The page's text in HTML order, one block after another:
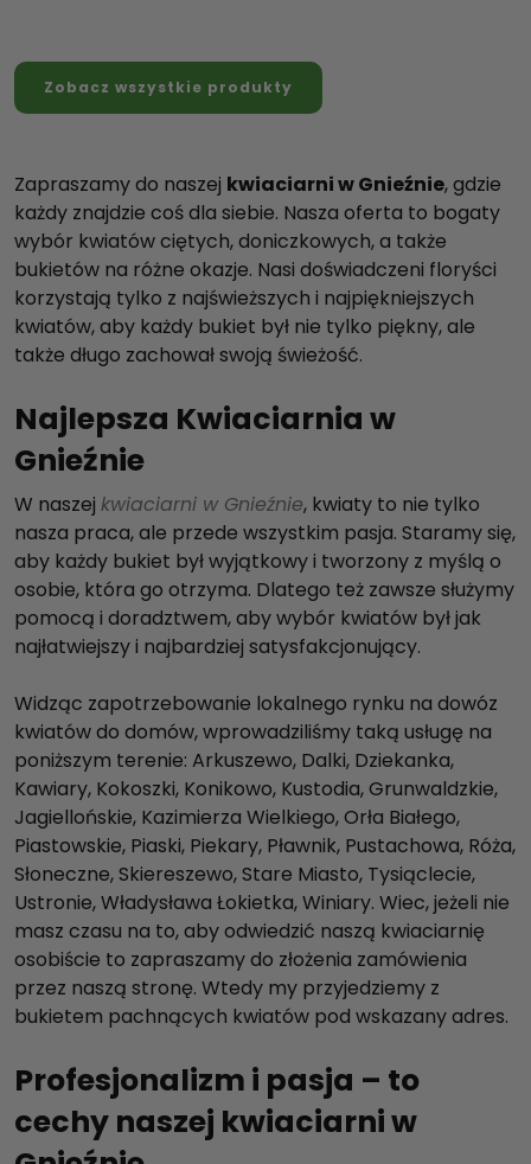
Zobacz wszystkie produkty
Zapraszamy do naszej kwiaciarni w Gnieźnie, gdzie
każdy znajdzie coś dla siebie. Nasza oferta to bogaty
wybór kwiatów ciętych, doniczkowych, a także
bukietów na różne okazje. Nasi doświadczeni floryści
korzystają tylko z najświeższych i najpiękniejszych
kwiatów, aby każdy bukiet był nie tylko piękny, ale
także długo zachował swoją świeżość.
Najlepsza Kwiaciarnia w
Gnieźnie
W naszej kwiaciarni w Gnieźnie, kwiaty to nie tylko
nasza praca, ale przede wszystkim pasja. Staramy się,
aby każdy bukiet był wyjątkowy i tworzony z myślą o
osobie, która go otrzyma. Dlatego też zawsze służymy
pomocą i doradztwem, aby wybór kwiatów był jak
najłatwiejszy i najbardziej satysfakcjonujący.
Widząc zapotrzebowanie lokalnego rynku na dowóz
kwiatów do domów, wprowadziliśmy taką usługę na
poniższym terenie: Arkuszewo, Dalki, Dziekanka,
Kawiary, Kokoszki, Konikowo, Kustodia, Grunwaldzkie,
Jagiellońskie, Kazimierza Wielkiego, Orła Białego,
Piastowskie, Piaski, Piekary, Pławnik, Pustachowa, Róża,
Słoneczne, Skiereszewo, Stare Miasto, Tysiąclecie,
Ustronie, Władysława Łokietka, Winiary. Wiec, jeżeli nie
masz czasu na to, aby odwiedzić naszą kwiaciarnię
osobiście to zapraszamy do złożenia zamówienia
przez naszą stronę. Wtedy my przyjedziemy z
bukietem pachnących kwiatów pod wskazany adres.
Profesjonalizm i pasja – to
cechy naszej kwiaciarni w